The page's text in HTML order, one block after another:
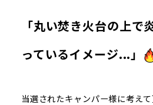
「丸い焚き火台の上で
っているイメージ...」
当選されたキャンパー様に考えて